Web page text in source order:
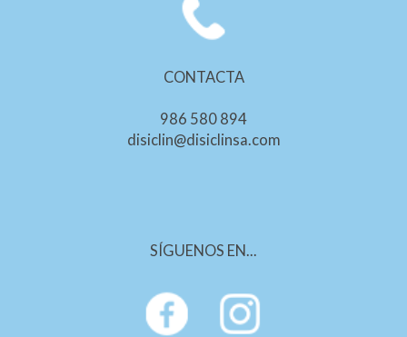
CONTACTA
986 580 894
disiclin@disiclinsa.com
SÍGUENOS EN...